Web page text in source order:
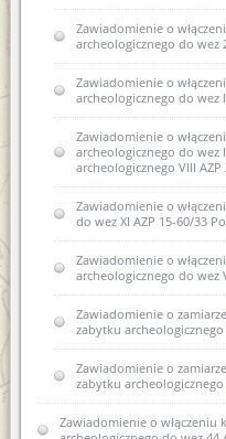
Zawiadomienie o
archeologicznego do wez
Zawiadomienie o
archeologicznego do wez
Zawiadomienie o
archeologicznego do wez
archeologicznego VIII AZP
Zawiadomienie o
do wez XI AZP 15-60/33
Zawiadomienie o
archeologicznego do wez
Zawiadomienie o
zabytku
Zawiadomienie o
zabytku
Zawiadomienie o włączeniu